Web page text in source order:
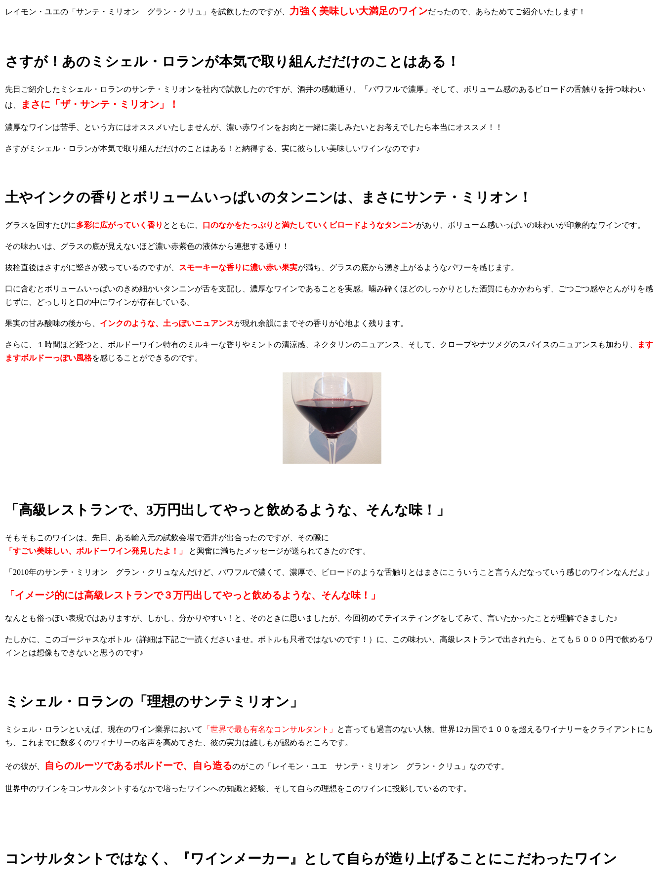
レイモン・ユエの「サンテ・ミリオン グラン・クリュ」を試飲したのですが、 力強く美味しい大満足のワインだったので、あらためてご紹介いたします！
さすが！あの ミシェル・ロランが本気で取り組んだだけのことはある！
先日ご紹介したミシェル・ロランのサンテ・ミリオンを社内で試飲したのですが、酒井の感動通り、「パワフルで濃厚」そして、ボリューム感のあるビロードの舌触りを持つ味わい
は、
まさに「ザ・サンテ・ミリオン」！
濃厚なワインは苦手、という方にはオススメいたしませんが、濃い赤ワインをお肉と一緒に楽しみたいとお考えでしたら本当にオススメ！！
さすがミシェル・ロランが本気で取り組んだだけのことはある！と納得する、実に彼らしい美味しいワインなのです♪
土やインクの香りとボリュームいっぱいのタンニンは、まさにサンテ・ミリオン！
グラスを回すたびに多彩に広がっていく香り とともに、 口のなかをたっぷりと満たしていくビロードようなタンニンがあり、ボリューム感いっぱいの味わいが印象的なワインです。
その味わいは、グラスの底が見えないほど濃い赤紫色の液体から連想する通り！
抜栓直後はさすがに堅さが残っているのですが、 スモーキーな香りに濃い赤い果実が満ち、グラスの底から湧き上がるようなパワーを感じます。
口に含むとボリュームいっぱいのきめ細かいタンニンが舌を支配し、濃厚なワインであることを実感。噛み砕くほどのしっかりとした酒質にもかかわらず、ごつごつ感やとんがりを感
じずに、どっしりと口の中にワインが存在している。
果実の甘み酸味の後から、 インクのような、土っぽいニュアンスが現れ余韻にまでその香りが心地よく残ります。
さらに、１時間ほど経つと、ボルドーワイン特有のミルキーな香りやミントの清涼感、ネクタリンのニュアンス、そして、クローブやナツメグのスパイスのニュアンスも加わり、
ます
ますボルドーっぽい風格を感じることができるのです。
「高級レストランで、3万円出してやっと飲めるような、そんな味！」
そもそもこのワインは、先日、ある輸入元の試飲会場で酒井が出合ったのですが、その際に
「すごい美味しい、ボルドーワイン発見したよ！」
と興奮に満ちたメッセージが送られてきたのです。
「2010年のサンテ・ミリオン グラン・クリュなんだけど、パワフルで濃くて、濃厚で、ビロードのような舌触りとはまさにこういうこと言うんだなっていう感じのワインなんだよ」
「イメージ的には高級レストランで３万円出してやっと飲めるような、そんな味！」
なんとも俗っぽい表現ではありますが、しかし、分かりやすい！と、そのときに思いましたが、今回初めてテイスティングをしてみて、言いたかったことが理解できました♪
たしかに、このゴージャスなボトル（詳細は下記ご一読くださいませ。ボトルも只者ではないのです！）に、この味わい、高級レストランで出されたら、とても５０００円で飲めるワ
インとは想像もできないと思うのです♪
ミシェル・ロランの「理想のサンテミリオン」
ミシェル・ロランといえば、現在のワイン業界において 「世界で最も有名なコンサルタント」
と言っても過言のない人物。世界12カ国で１００を超えるワイナリーをクライアントにも
ち、これまでに数多くのワイナリーの名声を高めてきた、彼の実力は誰しもが認めるところです。
その彼が、 自らのルーツであるボルドーで、自ら造るのがこの「レイモン・ユエ サンテ・ミリオン グラン・クリュ」なのです。
世界中のワインをコンサルタントするなかで培ったワインへの知識と経験、そして自らの理想をこのワインに投影しているのです。
コンサルタントではなく、『ワインメーカー』として自らが造り上げることにこだわったワイン